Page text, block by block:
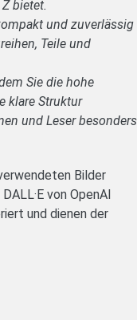
bietet.
und zuverlässig
Teile und
Sie die hohe
klare Struktur
und Leser besonders
Bilder
von OpenAI
und dienen der